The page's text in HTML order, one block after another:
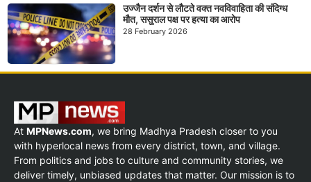
उज्जैन दर्शन से लौटते वक्त नवविवाहिता की संदिग्ध
मौत, ससुराल पक्ष पर हत्या का आरोप
28 February 2026
At MPNews.com, we bring Madhya Pradesh closer to you
with hyperlocal news from every district, town, and village.
From politics and jobs to culture and community stories, we
deliver timely, unbiased updates that matter. Our mission is to